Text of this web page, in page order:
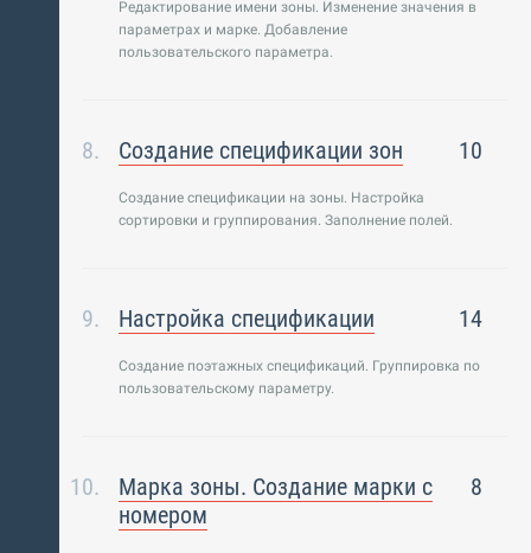
Редактирование имени зоны. Изменение значения в
параметрах и марке. Добавление
пользовательского параметра.
Создание спецификации зон 10
Создание спецификации на зоны. Настройка
сортировки и группирования. Заполнение полей.
Настройка спецификации 14
Создание поэтажных спецификаций. Группировка по
пользовательскому параметру.
Марка зоны. Создание марки с
номером
8